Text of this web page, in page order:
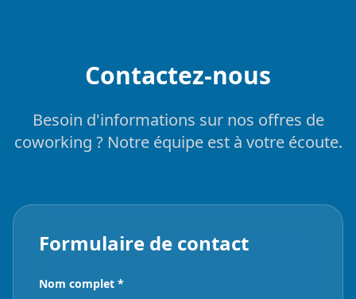
Contactez-nous
Besoin d'informations sur nos offres de
coworking ? Notre équipe est à votre écoute.
Formulaire de contact
Nom complet *